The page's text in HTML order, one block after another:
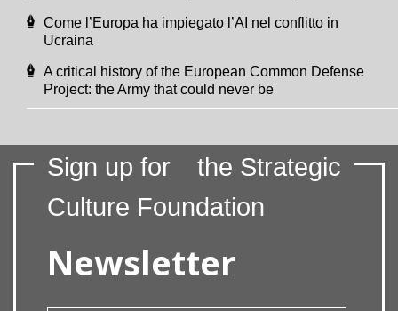
Come l’Europa ha impiegato l’AI nel conflitto in
Ucraina
A critical history of the European Common Defense
Project: the Army that could never be
Sign up for
the Strategic
Culture Foundation
Newsletter